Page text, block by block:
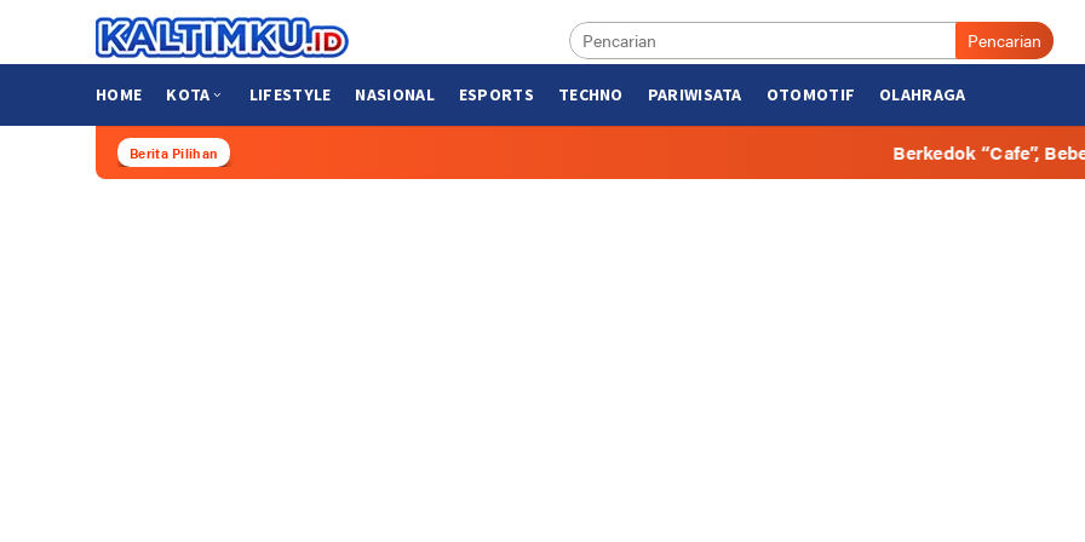
konten
Pencarian
HOME KOTA LIFESTYLE NASIONAL ESPORTS TECHNO PARIWISATA OTOMOTIF OLAHRAGA
Berita Pilihan Berkedok “Cafe”, Beberapa Hunian di